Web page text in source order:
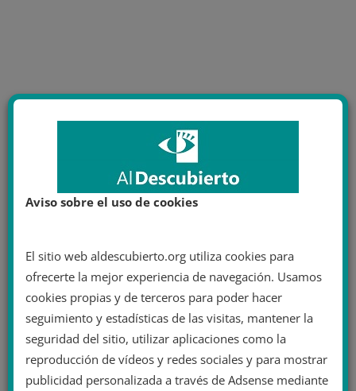
Aviso sobre el uso de cookies
El sitio web aldescubierto.org utiliza cookies para
ofrecerte la mejor experiencia de navegación. Usamos
cookies propias y de terceros para poder hacer
seguimiento y estadísticas de las visitas, mantener la
seguridad del sitio, utilizar aplicaciones como la
reproducción de vídeos y redes sociales y para mostrar
publicidad personalizada a través de Adsense mediante